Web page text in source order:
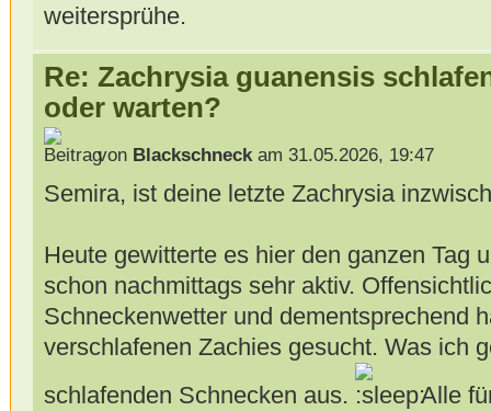
weitersprühe.
Re: Zachrysia guanensis
oder warten?
von Blackschneckam 31.05.2026, 19:47
Semira, ist deine letzte Zachrysia
Heute gewitterte es hier den ganzen Tag
schon nachmittags sehr aktiv.
Schneckenwetter und dementsprechend
verschlafenen Zachies gesucht. Was ich
schlafenden Schnecken aus.
Alle